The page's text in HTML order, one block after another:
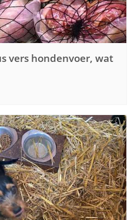
vers hondenvoer, wat